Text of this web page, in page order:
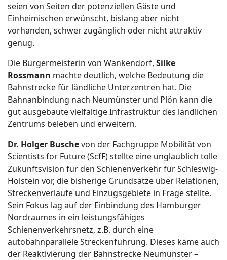
seien von Seiten der potenziellen Gäste und
Einheimischen erwünscht, bislang aber nicht
vorhanden, schwer zugänglich oder nicht attraktiv
genug.
Die Bürgermeisterin von Wankendorf, Silke
Rossmann machte deutlich, welche Bedeutung die
Bahnstrecke für ländliche Unterzentren hat. Die
Bahnanbindung nach Neumünster und Plön kann die
gut ausgebaute vielfältige Infrastruktur des ländlichen
Zentrums beleben und erweitern.
Dr. Holger Buschevon der Fachgruppe Mobilität von
Scientists for Future (ScfF) stellte eine unglaublich tolle
Zukunftsvision für den Schienenverkehr für Schleswig-
Holstein vor, die bisherige Grundsätze über Relationen,
Streckenverläufe und Einzugsgebiete in Frage stellte.
Sein Fokus lag auf der Einbindung des Hamburger
Nordraumes in ein leistungsfähiges
Schienenverkehrsnetz, z.B. durch eine
autobahnparallele Streckenführung. Dieses käme auch
der Reaktivierung der Bahnstrecke Neumünster –